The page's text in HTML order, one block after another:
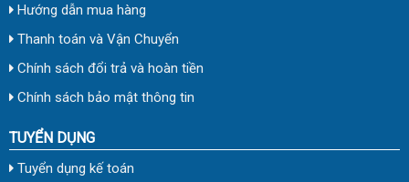
Hướng dẫn mua hàng
Thanh toán và Vận Chuyển
Chính sách đổi trả và hoàn tiền
Chính sách bảo mật thông tin
TUYỂN DỤNG
Tuyển dụng kế toán